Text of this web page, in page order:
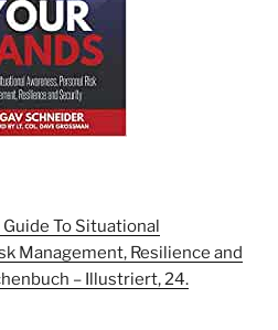
Guide To Situational
Management, Resilience and
– Illustriert, 24.